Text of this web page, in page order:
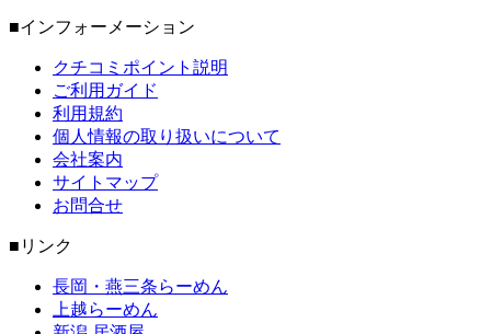
■インフォーメーション
クチコミポイント説明
ご利用ガイド
利用規約
個人情報の取り扱いについて
会社案内
サイトマップ
お問合せ
■リンク
長岡・燕三条らーめん
上越らーめん